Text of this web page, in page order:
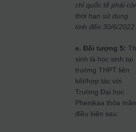
chỉ quốc tế phải
thời hạn sử dụng
tính đến 30/6/2022.
e. Đối tượng 5:
sinh là học sinh tại
trường THPT liên
kết/hợp tác với
Trường Đại học
Phenikaa thỏa mãn
điều kiện sau: